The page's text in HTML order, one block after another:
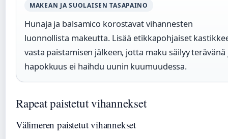
MAKEAN JA SUOLAISEN TASAPAINO
Hunaja ja balsamico korostavat vihannesten
luonnollista makeutta. Lisää etikkapohjaiset
vasta paistamisen jälkeen, jotta maku säilyy terävänä
hapokkuus ei haihdu uunin kuumuudessa.
Rapeat paistetut vihannekset
Välimeren paistetut vihannekset